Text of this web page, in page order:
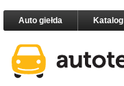
Auto giełda